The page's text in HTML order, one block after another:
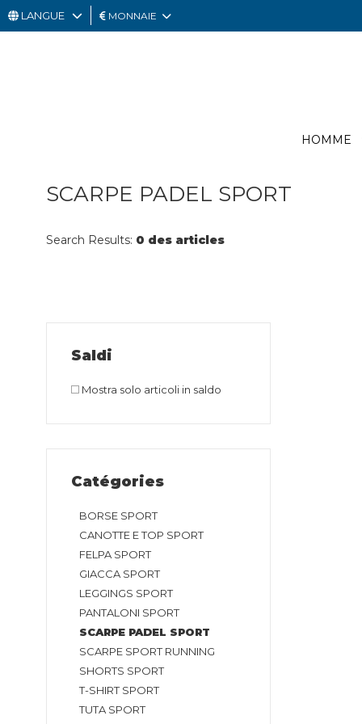
LANGUE MONNAIE
HOMME
SCARPE PADEL SPORT
Search Results: 0 des articles
Saldi
Mostra solo articoli in saldo
Catégories
BORSE SPORT
CANOTTE E TOP SPORT
FELPA SPORT
GIACCA SPORT
LEGGINGS SPORT
PANTALONI SPORT
SCARPE PADEL SPORT
SCARPE SPORT RUNNING
SHORTS SPORT
T-SHIRT SPORT
TUTA SPORT